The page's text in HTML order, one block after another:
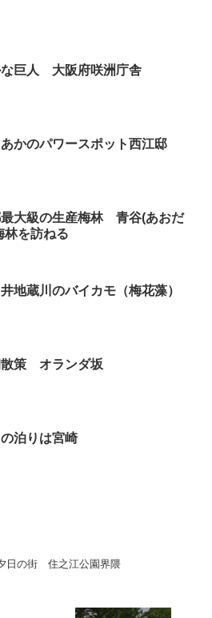
巨人 大阪府咲洲庁舎
かのパワースポット西江邸
大級の生産梅林 青谷(あおだ
林を訪ねる
地蔵川のバイカモ（梅花藻）
散策 オランダ坂
泊りは宮崎
日の街 住之江公園界隈